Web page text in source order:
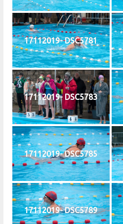
17112019- DSC5781
17112019- DSC5783
17112019- DSC5785
17112019- DSC5789